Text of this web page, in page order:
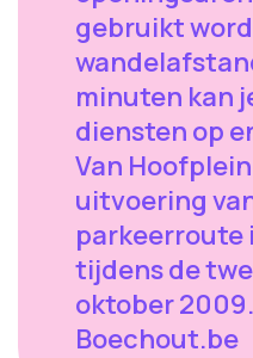
gebruikt
minuten kan
diensten op
Van
uitvoering
parkeerroute
tijdens de
oktober
Boechout.be